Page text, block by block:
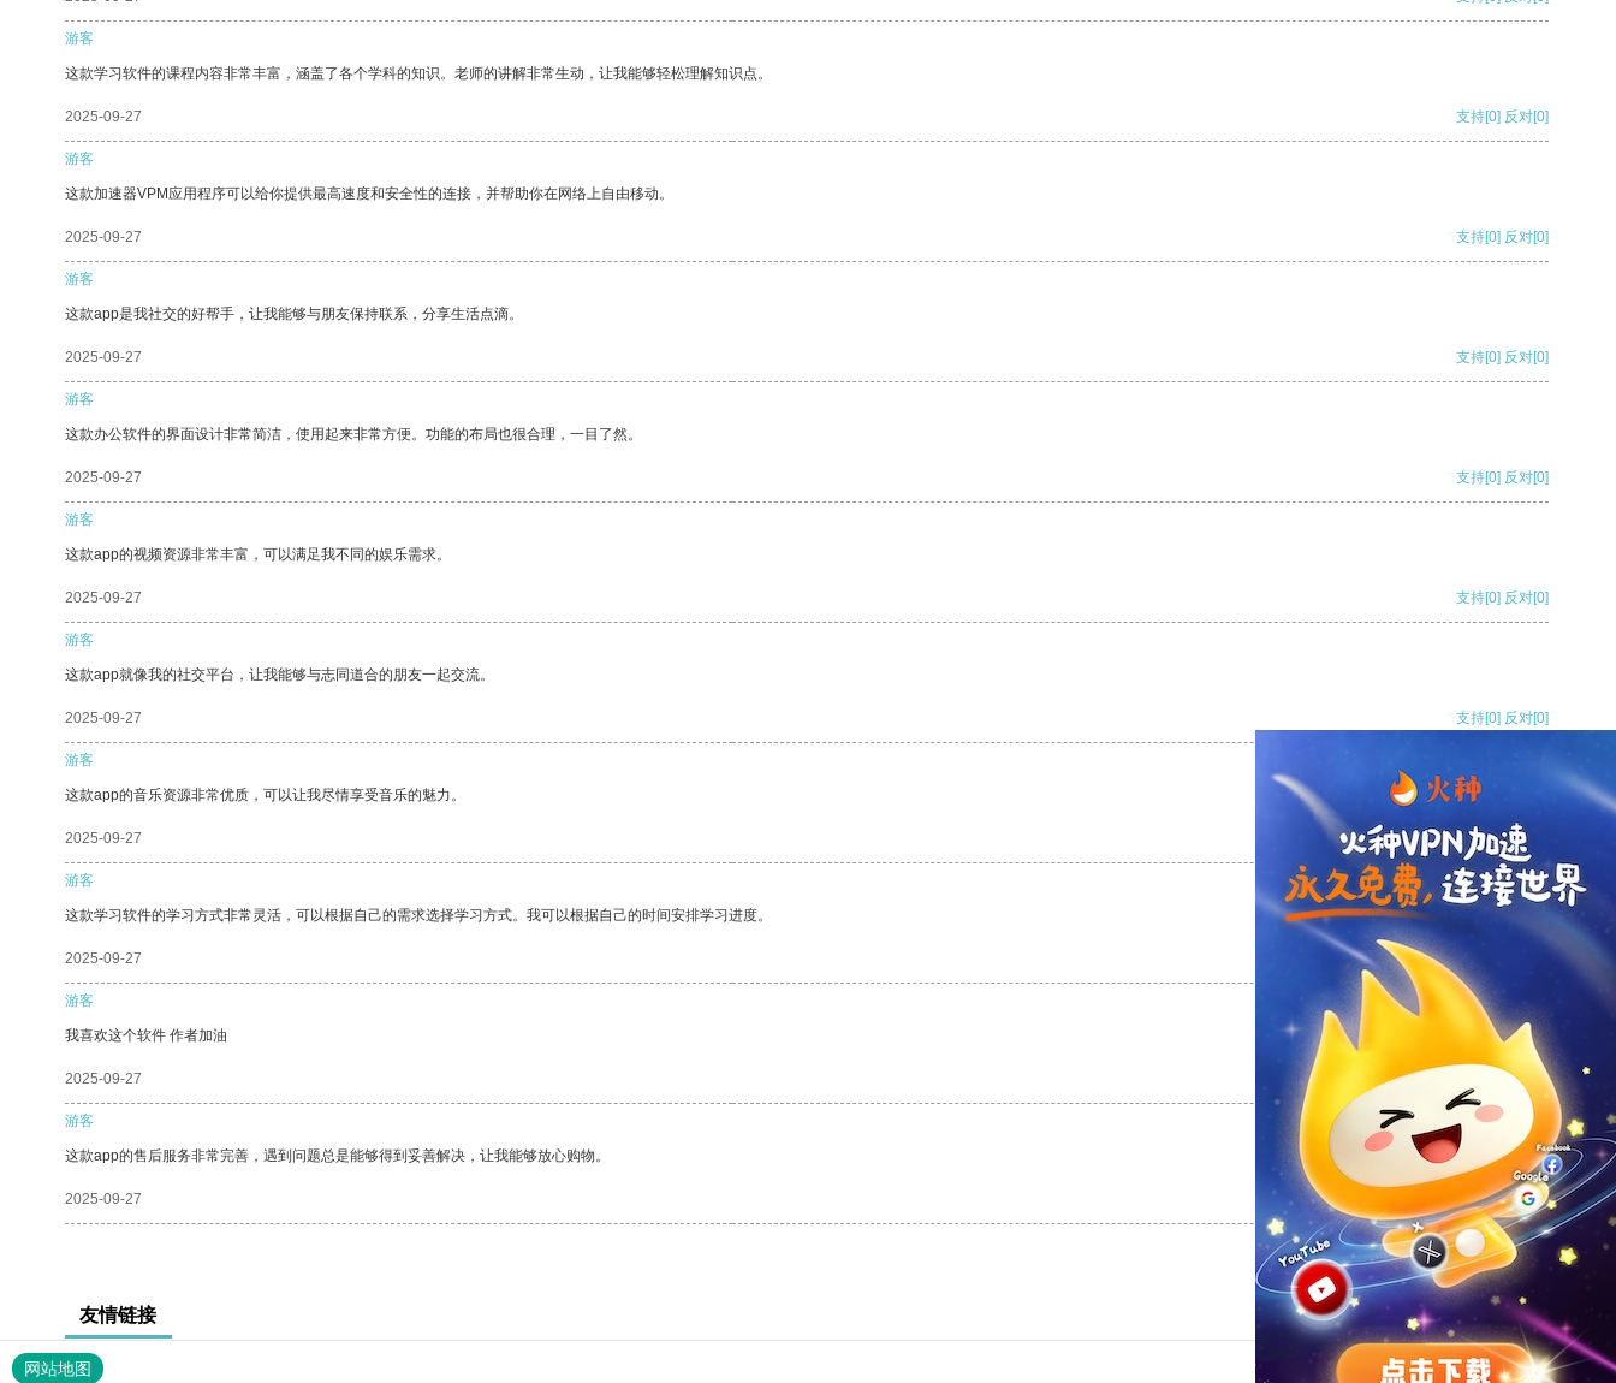
游客
这款学习软件的课程内容非常丰富，涵盖了各个学科的知识。老师的讲解非常生动，让我能够轻松理解知识点。
2025-09-27 支持[0] 反对[0]
游客
这款加速器VPM应用程序可以给你提供最高速度和安全性的连接，并帮助你在网络上自由移动。
2025-09-27 支持[0] 反对[0]
游客
这款app是我社交的好帮手，让我能够与朋友保持联系，分享生活点滴。
2025-09-27 支持[0] 反对[0]
游客
这款办公软件的界面设计非常简洁，使用起来非常方便。功能的布局也很合理，一目了然。
2025-09-27 支持[0] 反对[0]
游客
这款app的视频资源非常丰富，可以满足我不同的娱乐需求。
2025-09-27 支持[0] 反对[0]
游客
这款app就像我的社交平台，让我能够与志同道合的朋友一起交流。
2025-09-27 支持[0] 反对[0]
游客
这款app的音乐资源非常优质，可以让我尽情享受音乐的魅力。
2025-09-27 支持[0] 反对
游客
这款学习软件的学习方式非常灵活，可以根据自己的需求选择学习方式。我可以根据自己的时间安排学习进度。
2025-09-27 支持
游客
我喜欢这个软件 作者加油
2025-09-27 反对 [0]
游客
这款app的售后服务非常完善，遇到问题总是能够得到妥善解决，让我能够放心购物。
2025-09-27 支持[0] 反对[0]
友情链接
网站地图